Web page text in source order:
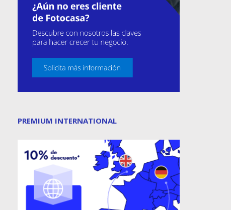
PREMIUM INTERNATIONAL